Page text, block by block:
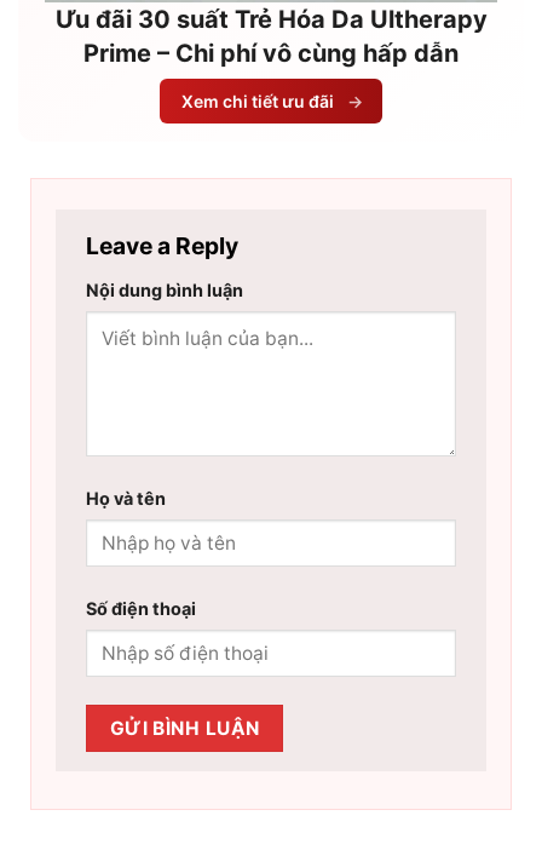
Ưu đãi 30 suất Trẻ Hóa Da Ultherapy
Prime – Chi phí vô cùng hấp dẫn
Xem chi tiết ưu đãi →
Leave a Reply
Nội dung bình luận
Họ và tên
Số điện thoại